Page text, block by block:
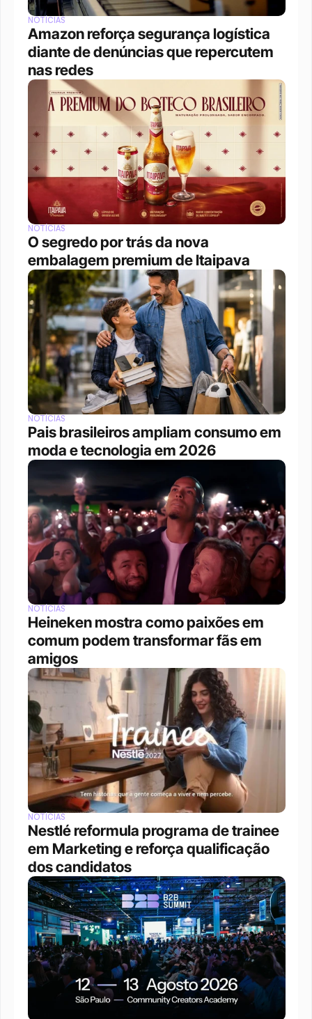
NOTÍCIAS
Amazon reforça segurança logística
diante de denúncias que repercutem
nas redes
NOTÍCIAS
O segredo por trás da nova
embalagem premium de Itaipava
NOTÍCIAS
Pais brasileiros ampliam consumo em
moda e tecnologia em 2026
NOTÍCIAS
Heineken mostra como paixões em
comum podem transformar fãs em
amigos
NOTÍCIAS
Nestlé reformula programa de trainee
em Marketing e reforça qualificação
dos candidatos